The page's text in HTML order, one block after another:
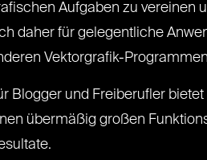
Aufgaben zu vereinen
daher für gelegentliche
Vektorgrafik-
Blogger und Freiberufler
übermäßig großen